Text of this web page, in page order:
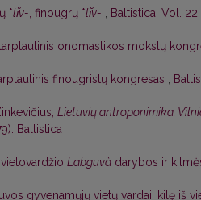
*lī̆v-, finougrų *lī̆v- , Baltistica: Vol.
onomastikos mokslų
finougristų kongresas ,
Lietuvių antroponimika.
Baltistica
Labguvà darybos ir
gyvenamųjų vietų vardai, kilę iš